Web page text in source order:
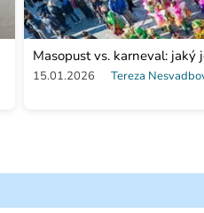
Masopust vs. karneval: jaký
15.01.2026 Tereza